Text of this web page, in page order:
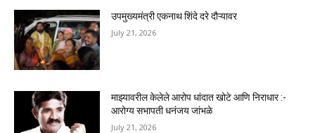
उपमुख्यमंत्री एकनाथ शिंदे दरे दौऱ्यावर
July 21, 2026
माझ्यावरील केलेले आरोप धांदात खोटे आणि निराधार :-
आरोग्य सभापती धनंजय जांभळे
July 21, 2026